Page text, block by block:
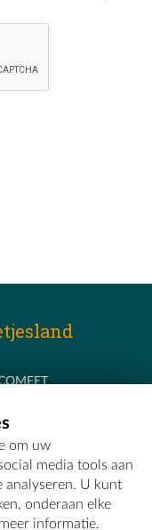
om uw
media tools aan
analyseren. U kunt
onderaan elke
informatie.